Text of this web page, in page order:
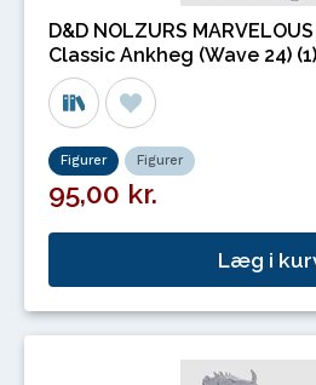
D&D NOLZURS
Classic Ankheg (Wave 24) (1)
Figurer Figurer
95,00 kr.
Læg i